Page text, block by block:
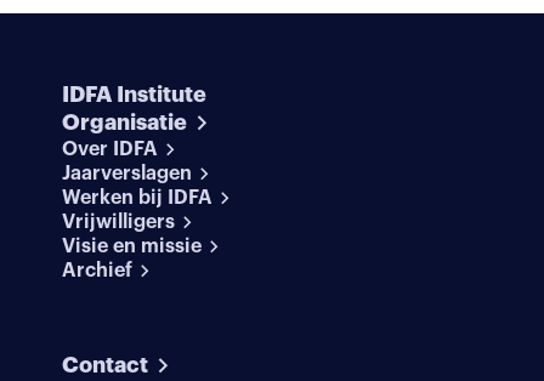
IDFA Institute
Organisatie
Over IDFA
Jaarverslagen
Werken bij IDFA
Vrijwilligers
Visie en missie
Archief
Contact